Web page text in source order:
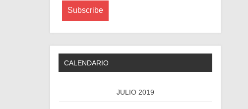
CALENDARIO
JULIO 2019